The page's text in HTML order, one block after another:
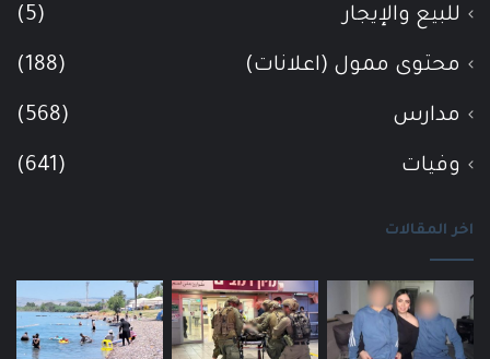
للبيع والإيجار (5)
محتوى ممول (اعلانات) (188)
مدارس (568)
وفيات (641)
اخر المقالات